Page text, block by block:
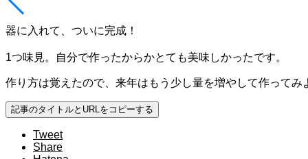
器に入れて、ついに完成！
1つ味見。自分で作ったからかとても美味しかったです。
作り方は覚えたので、来年はもう少し量を増やして作ってみ
記事のタイトルとURLをコピーする
Tweet
Share